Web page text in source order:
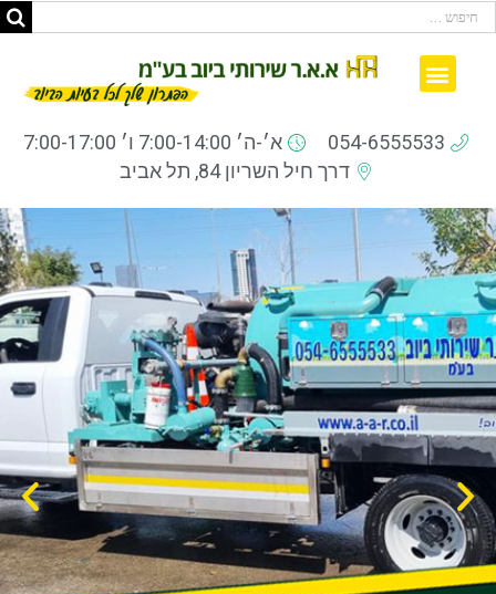
054-6555533
א׳-ה׳ 7:00-14:00 ו׳ 7:00-17:00
דרך חיל השריון 84, תל אביב